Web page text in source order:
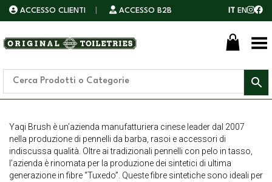
ACCESSO CLIENTI ACCESSO B2B IT EN
Toggle Menu
Yaqi Brush è un’azienda manufatturiera cinese leader dal 2007
nella produzione di pennelli da barba, rasoi e accessori di
indiscussa qualità. Oltre ai tradizionali pennelli con pelo in tasso,
l’azienda è rinomata per la produzione dei sintetici di ultima
generazione in fibre “Tuxedo”. Queste fibre sintetiche sono ideali per